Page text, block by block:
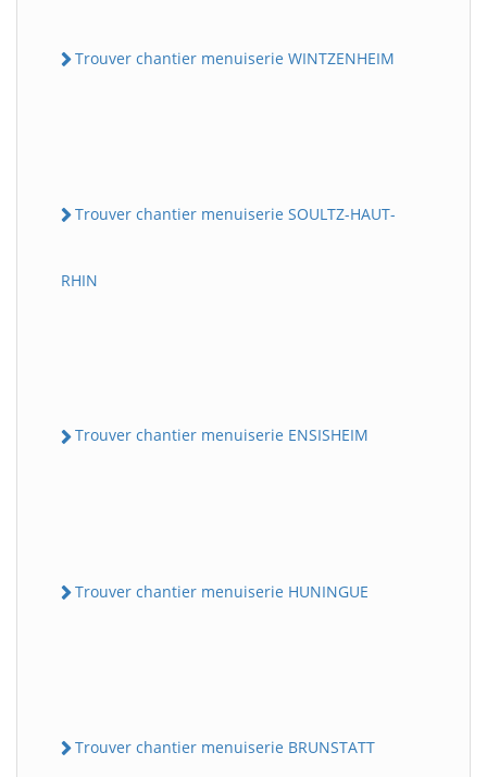
Trouver chantier menuiserie WINTZENHEIM
Trouver chantier menuiserie SOULTZ-HAUT-
RHIN
Trouver chantier menuiserie ENSISHEIM
Trouver chantier menuiserie HUNINGUE
Trouver chantier menuiserie BRUNSTATT